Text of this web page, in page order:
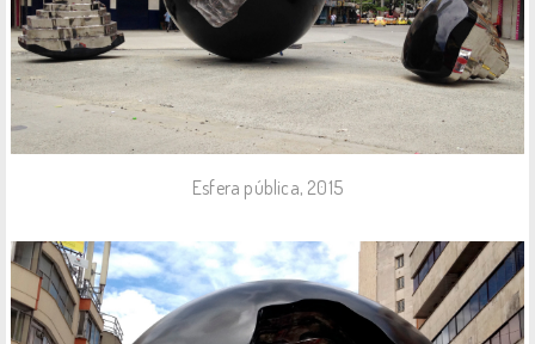
Esfera pública, 2015